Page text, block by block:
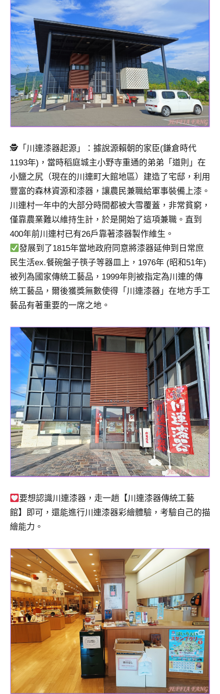
遊
雜
誌
專
欄、
觀
光
局
合
作
達
對
象。
★
🕵️「川連漆器起源」：據說源賴朝的家臣(鎌倉時代
1193年)，當時稻庭城主小野寺重通的弟弟「道則」在
小鹽之尻（現在的川連町大館地區）建造了宅邸，利用
豐富的森林資源和漆器，讓農民兼職給軍事裝備上漆。
川連村一年中的大部分時間都被大雪覆蓋，非常貧窮，
僅靠農業難以維持生計，於是開始了這項兼職。直到
400年前川連村已有26戶靠著漆器製作維生。
發展到了1815年當地政府同意將漆器延伸到日常庶
民生活ex.餐碗盤子筷子等器皿上，1976年 (昭和51年)
被列為國家傳統工藝品，1999年則被指定為川連的傳
統工藝品，爾後獲獎無數使得「川連漆器」在地方手工
藝品有著重要的一席之地。
要想認識川連漆器，走一趟【川連漆器傳統工藝
館】即可，還能進行川連漆器彩繪體驗，考驗自己的描
繪能力。